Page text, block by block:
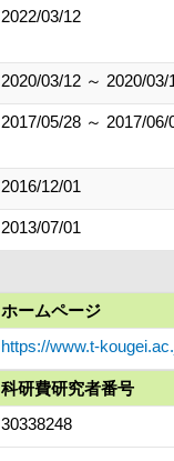
2022/03/12
2020/03/12 ～ 2020/03/
2017/05/28 ～ 2017/06/
2016/12/01
2013/07/01
ホームページ
https://www.t-
科研費研究者番号
30338248